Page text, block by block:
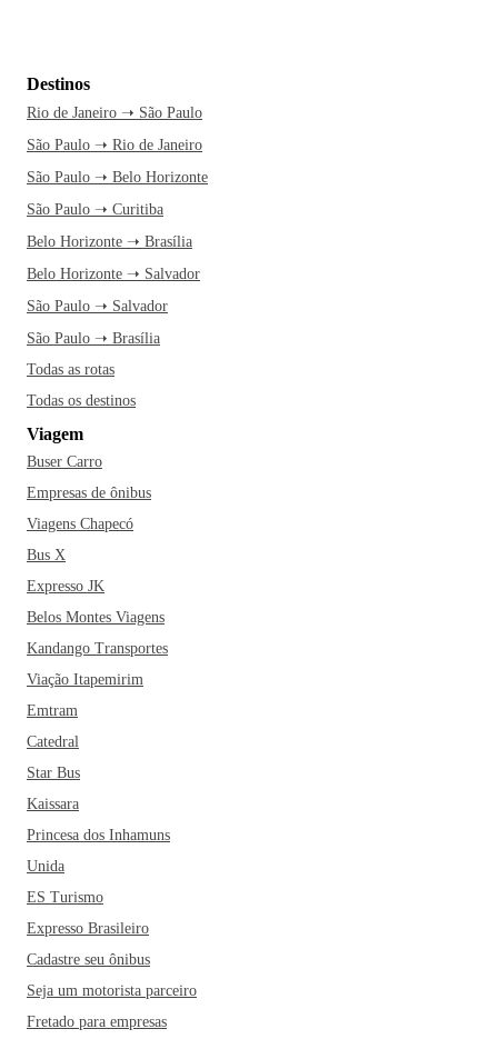
Destinos
Rio de Janeiro ➝ São Paulo
São Paulo ➝ Rio de Janeiro
São Paulo ➝ Belo Horizonte
São Paulo ➝ Curitiba
Belo Horizonte ➝ Brasília
Belo Horizonte ➝ Salvador
São Paulo ➝ Salvador
São Paulo ➝ Brasília
Todas as rotas
Todas os destinos
Viagem
Buser Carro
Empresas de ônibus
Viagens Chapecó
Bus X
Expresso JK
Belos Montes Viagens
Kandango Transportes
Viação Itapemirim
Emtram
Catedral
Star Bus
Kaissara
Princesa dos Inhamuns
Unida
ES Turismo
Expresso Brasileiro
Cadastre seu ônibus
Seja um motorista parceiro
Fretado para empresas